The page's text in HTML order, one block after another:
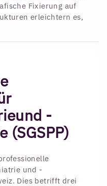
Fixierung auf
erleichtern es,
-
(SGSPP)
und -
Dies betrifft drei